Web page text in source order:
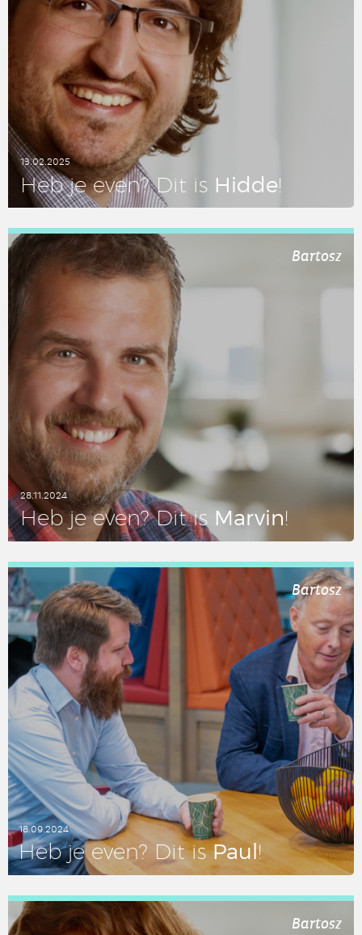
13.02.2025
Heb je even? Dit is Hidde!
LEES DIT ARTIKEL
Bartosz
28.11.2024
Heb je even? Dit is Marvin!
LEES DIT ARTIKEL
Bartosz
18.09.2024
Heb je even? Dit isPaul!
LEES DIT ARTIKEL
Bartosz